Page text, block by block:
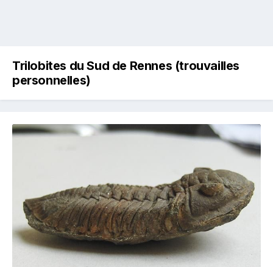
Trilobites du Sud de Rennes (trouvailles
personnelles)